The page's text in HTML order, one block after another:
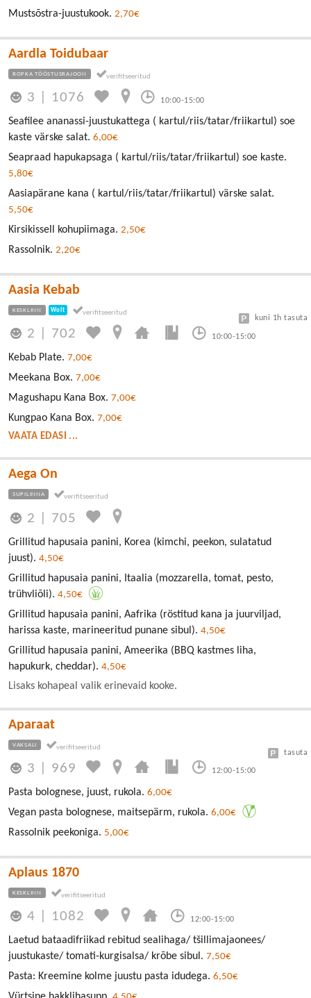
Mustsõstra-juustukook. 2,70€
Aardla Toidubaar
ROPKA TÖÖSTUSRAJOON
3 1076 10:00-15:00
Seafilee ananassi-juustukattega ( kartul/riis/tatar/friikartul) soe
kaste värske salat. 6,00€
Seapraad hapukapsaga ( kartul/riis/tatar/friikartul) soe kaste.
5,80€
Aasiapärane kana ( kartul/riis/tatar/friikartul) värske salat.
5,50€
Kirsikissell kohupiimaga. 2,50€
Rassolnik. 2,20€
Aasia Kebab
KESKLINN Wolt
2 702 10:00-15:00
kuni 1h tasuta
Kebab Plate. 7,00€
Meekana Box. 7,00€
Magushapu Kana Box. 7,00€
Kungpao Kana Box. 7,00€
VAATA EDASI ...
Aega On
SUPILINNA
2 705
Grillitud hapusaia panini, Korea (kimchi, peekon, sulatatud
juust). 4,50€
Grillitud hapusaia panini, Itaalia (mozzarella, tomat, pesto,
trühvliõli). 4,50€
Grillitud hapusaia panini, Aafrika (röstitud kana ja juurviljad,
harissa kaste, marineeritud punane sibul). 4,50€
Grillitud hapusaia panini, Ameerika (BBQ kastmes liha,
hapukurk, cheddar). 4,50€
Lisaks kohapeal valik erinevaid kooke.
Aparaat
VAKSALI
3 969 12:00-15:00
tasuta
Pasta bolognese, juust, rukola. 6,00€
Vegan pasta bolognese, maitsepärm, rukola. 6,00€
Rassolnik peekoniga. 5,00€
Aplaus 1870
KESKLINN
4 1082 12:00-15:00
Laetud bataadifriikad rebitud sealihaga/ tšillimajaonees/
juustukaste/ tomati-kurgisalsa/ krõbe sibul. 7,50€
Pasta: Kreemine kolme juustu pasta idudega. 6,50€